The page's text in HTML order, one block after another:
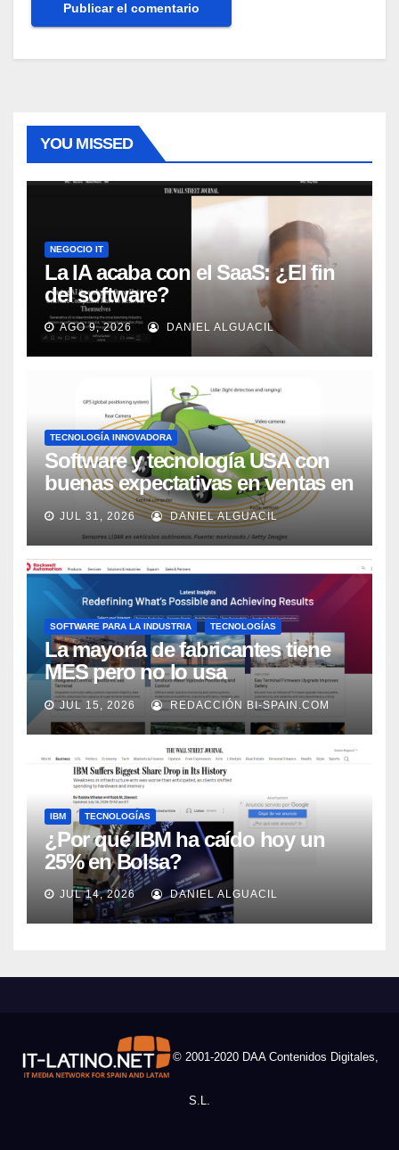
YOU MISSED
NEGOCIO IT
La IA acaba con el SaaS: ¿El fin
del software?
AGO 9, 2026 DANIEL ALGUACIL
TECNOLOGÍA INNOVADORA
Software y tecnología USA con
buenas expectativas en ventas en
los próximos 2 años, según
Market Watch
JUL 31, 2026 DANIEL ALGUACIL
SOFTWARE PARA LA INDUSTRIA TECNOLOGÍAS
La mayoría de fabricantes tiene
MES pero no lo usa
adecuadamente, según Rockwell
Automation
JUL 15, 2026 REDACCIÓN BI-SPAIN.COM
IBM TECNOLOGÍAS
¿Por qué IBM ha caído hoy un
25% en Bolsa?
JUL 14, 2026 DANIEL ALGUACIL
© 2001-2020 DAA Contenidos Digitales,
S.L.